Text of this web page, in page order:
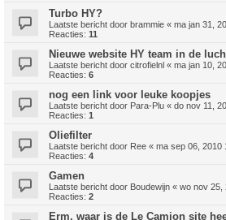
Turbo HY?
Laatste bericht door brammie « ma jan 31,
Reacties: 11
Nieuwe website HY team in de
Laatste bericht door citrofielnl « ma jan 10,
Reacties: 6
nog een link voor leuke koopjes
Laatste bericht door Para-Plu « do nov 11,
Reacties: 1
Oliefilter
Laatste bericht door Ree « ma sep 06, 2010
Reacties: 4
Gamen
Laatste bericht door Boudewijn « wo nov 25,
Reacties: 2
Erm, waar is de Le Camion site